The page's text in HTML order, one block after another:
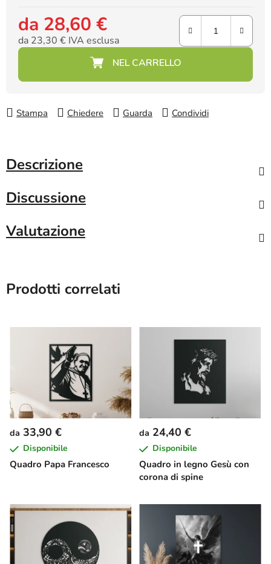
da 28,60 €
da 23,30 € IVA esclusa
Prezzo della misura:
Stampa Chiedere Guarda Condividi
Descrizione
Discussione
Valutazione
Prodotti correlati
Quadro Papa Francesco
da 33,90 €
Disponibile
Quadro in legno Gesù con
corona di spine
da 24,40 €
Disponibile